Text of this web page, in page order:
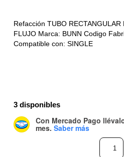
Refacción TUBO RECTANGULAR
FLUJO Marca: BUNN Codigo
Compatible con: SINGLE
3 disponibles
Con Mercado Pago
mes. Saber más